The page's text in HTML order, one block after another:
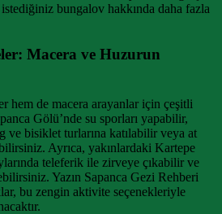
bungalov hakkında daha fazla
Macera ve Huzurun
hem de macera arayanlar için çeşitli
Gölü’nde su sporları yapabilir,
ve bisiklet turlarına katılabilir veya at
Ayrıca, yakınlardaki Kartepe
teleferik ile zirveye çıkabilir ve
Yazın Sapanca Gezi Rehberi
bu zengin aktivite seçenekleriyle